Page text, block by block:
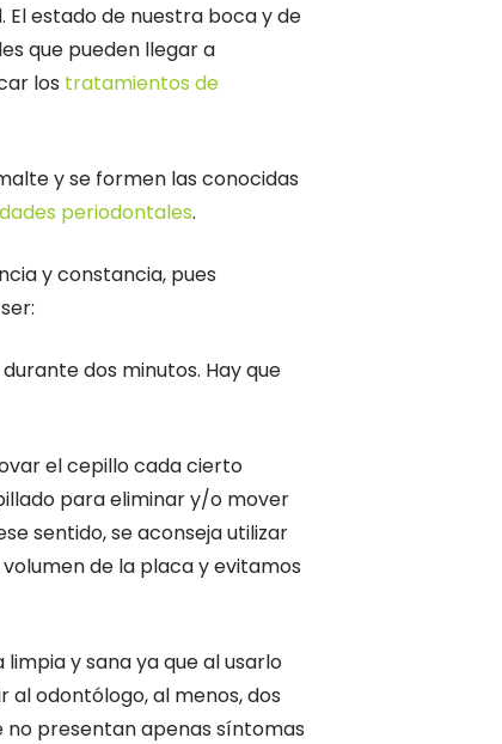
El estado de nuestra boca y de
que pueden llegar a
los tratamientos de
y se formen las conocidas
periodontales.
y constancia, pues
dos minutos. Hay que
el cepillo cada cierto
para eliminar y/o mover
sentido, se aconseja utilizar
de la placa y evitamos
y sana ya que al usarlo
odontólogo, al menos, dos
no presentan apenas síntomas